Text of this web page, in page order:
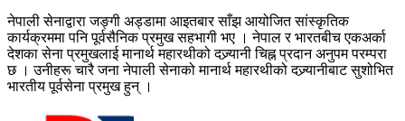
नेपाली सेनाद्वारा जङ्गी अड्डामा आइतबार साँझ आयोजित सांस्कृतिक
कार्यक्रममा पनि पूर्वसैनिक प्रमुख सहभागी भए । नेपाल र भारतबीच एकअर्का
देशका सेना प्रमुखलाई मानार्थ महारथीको दज्र्यानी चिह्न प्रदान अनुपम परम्परा
छ । उनीहरू चारै जना नेपाली सेनाको मानार्थ महारथीको दज्र्यानीबाट सुशोभित
भारतीय पूर्वसेना प्रमुख हुन् ।